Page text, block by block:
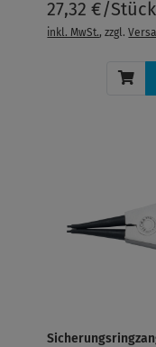
27,32 €/Stück
inkl. MwSt., zzgl.